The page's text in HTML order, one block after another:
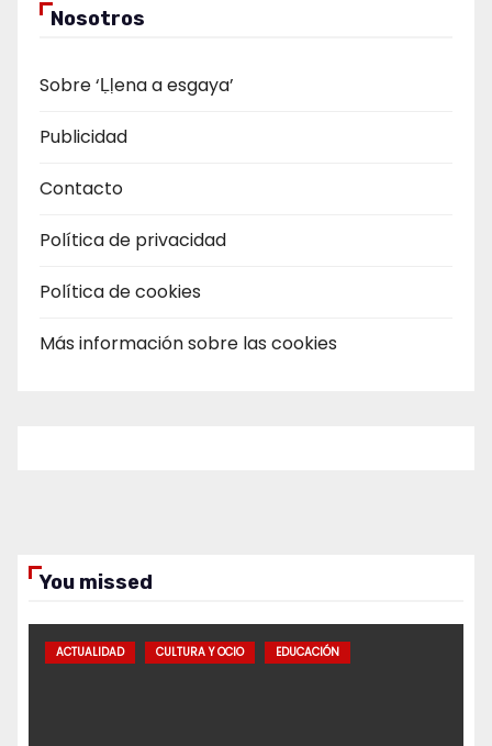
Nosotros
Sobre ‘Ḷḷena a esgaya’
Publicidad
Contacto
Política de privacidad
Política de cookies
Más información sobre las cookies
You missed
ACTUALIDAD CULTURA Y OCIO EDUCACIÓN